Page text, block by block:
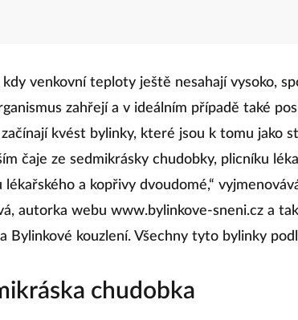
kdy venkovní teploty ještě nesahají vysoko,
zahřejí a v ideálním případě také
kvést bylinky, které jsou k tomu jako
čaje ze sedmikrásky chudobky, plicníku
lékařského a kopřivy dvoudomé,“
autorka webu www.bylinkove-sneni.cz a
Bylinkové kouzlení. Všechny tyto bylinky
chudobka